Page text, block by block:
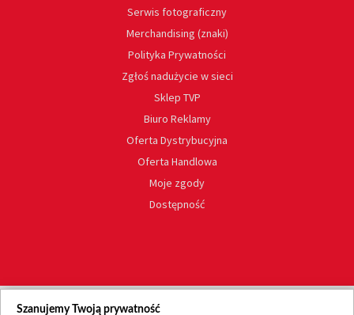
Serwis fotograficzny
Merchandising (znaki)
Polityka Prywatności
Zgłoś nadużycie w sieci
Sklep TVP
Biuro Reklamy
Oferta Dystrybucyjna
Oferta Handlowa
Moje zgody
Dostępność
Szanujemy Twoją prywatność